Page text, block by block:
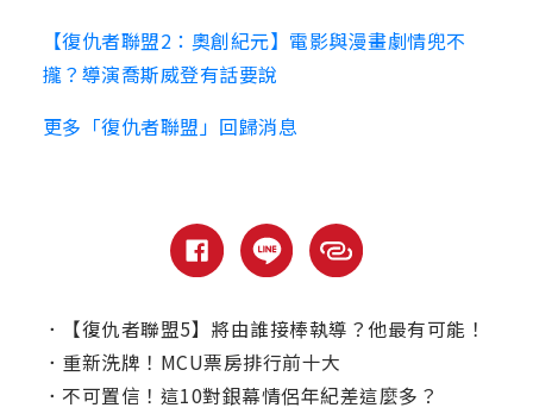
【復仇者聯盟2：奧創紀元】電影與漫畫劇情兜不
攏？導演喬斯威登有話要說
更多「復仇者聯盟」回歸消息
．
【復仇者聯盟5】將由誰接棒執導？他最有可能！
． 重新洗牌！MCU票房排行前十大
． 不可置信！這10對銀幕情侶年紀差這麼多？